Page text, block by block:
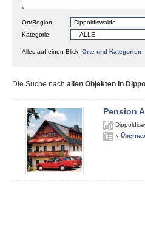
Ort/Region:
Kategorie:
Alles auf einen Blick: Orte und Kategorien
Die Suche nach allen Objekten in
Pension
»